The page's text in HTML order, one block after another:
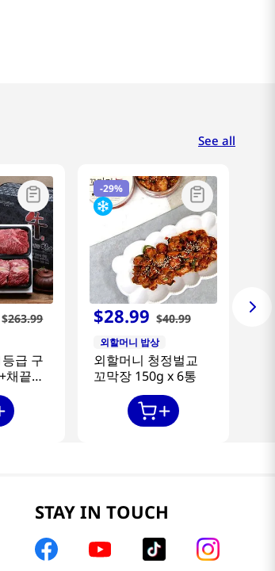
$263.99
급 구
채끝
-29%
$28.99 $40.99
외할머니 밥상
외할머니 청정벌교
꼬막장 150g x 6통
See all
STAY IN TOUCH